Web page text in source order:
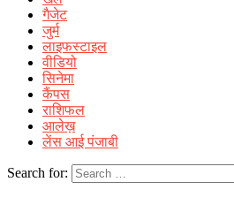
गैजेट
जुर्म
लाइफस्टाइल
वीडियो
सिनेमा
कैंपस
राशिफल
आलेख़
लेंस आई पंजाबी
Search for: